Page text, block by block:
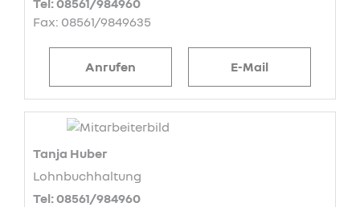
Tel: 08561/984960
Fax: 08561/9849635
Anrufen E-Mail
Tanja Huber
Lohnbuchhaltung
Tel: 08561/984960